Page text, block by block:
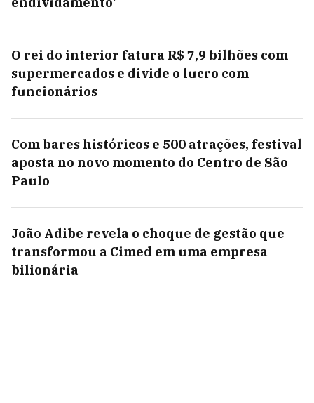
O rei do interior fatura R$ 7,9 bilhões com
supermercados e divide o lucro com
funcionários
Com bares históricos e 500 atrações, festival
aposta no novo momento do Centro de São
Paulo
João Adibe revela o choque de gestão que
transformou a Cimed em uma empresa
bilionária